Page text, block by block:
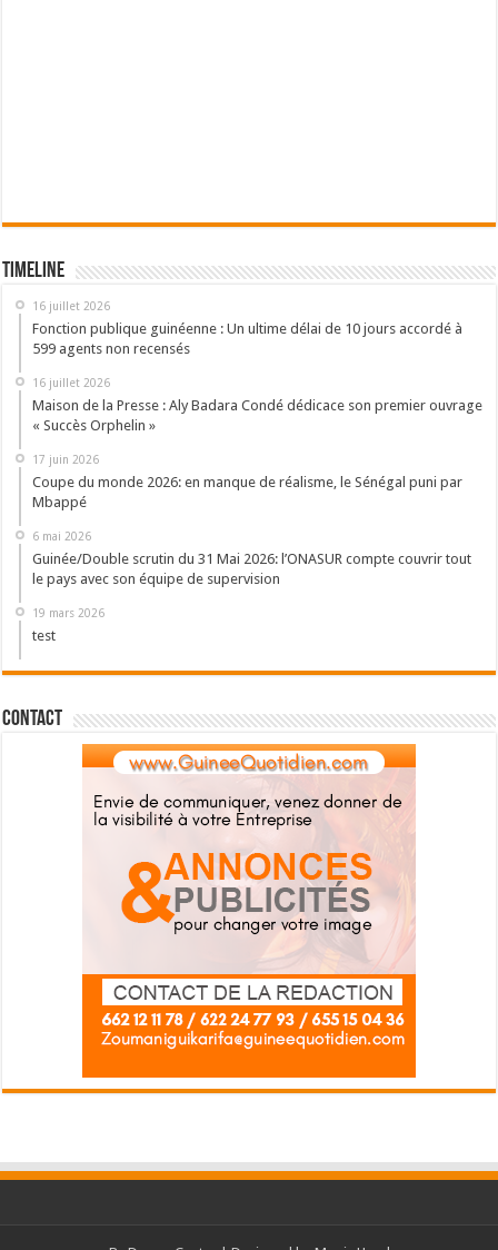
Timeline
16 juillet 2026
Fonction publique guinéenne : Un ultime délai de 10 jours accordé à
599 agents non recensés
16 juillet 2026
Maison de la Presse : Aly Badara Condé dédicace son premier ouvrage
« Succès Orphelin »
17 juin 2026
Coupe du monde 2026: en manque de réalisme, le Sénégal puni par
Mbappé
6 mai 2026
Guinée/Double scrutin du 31 Mai 2026: l’ONASUR compte couvrir tout
le pays avec son équipe de supervision
19 mars 2026
test
Contact